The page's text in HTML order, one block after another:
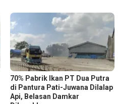
70% Pabrik Ikan PT Dua Putra
di Pantura Pati-Juwana Dilalap
Api, Belasan Damkar